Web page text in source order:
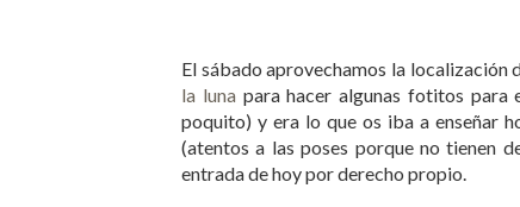
El sábado aprovechamos la localización
la lunapara hacer algunas fotitos para
poquito) y era lo que os iba a enseñar
(atentos a las poses porque no tienen
entrada de hoy por derecho propio.